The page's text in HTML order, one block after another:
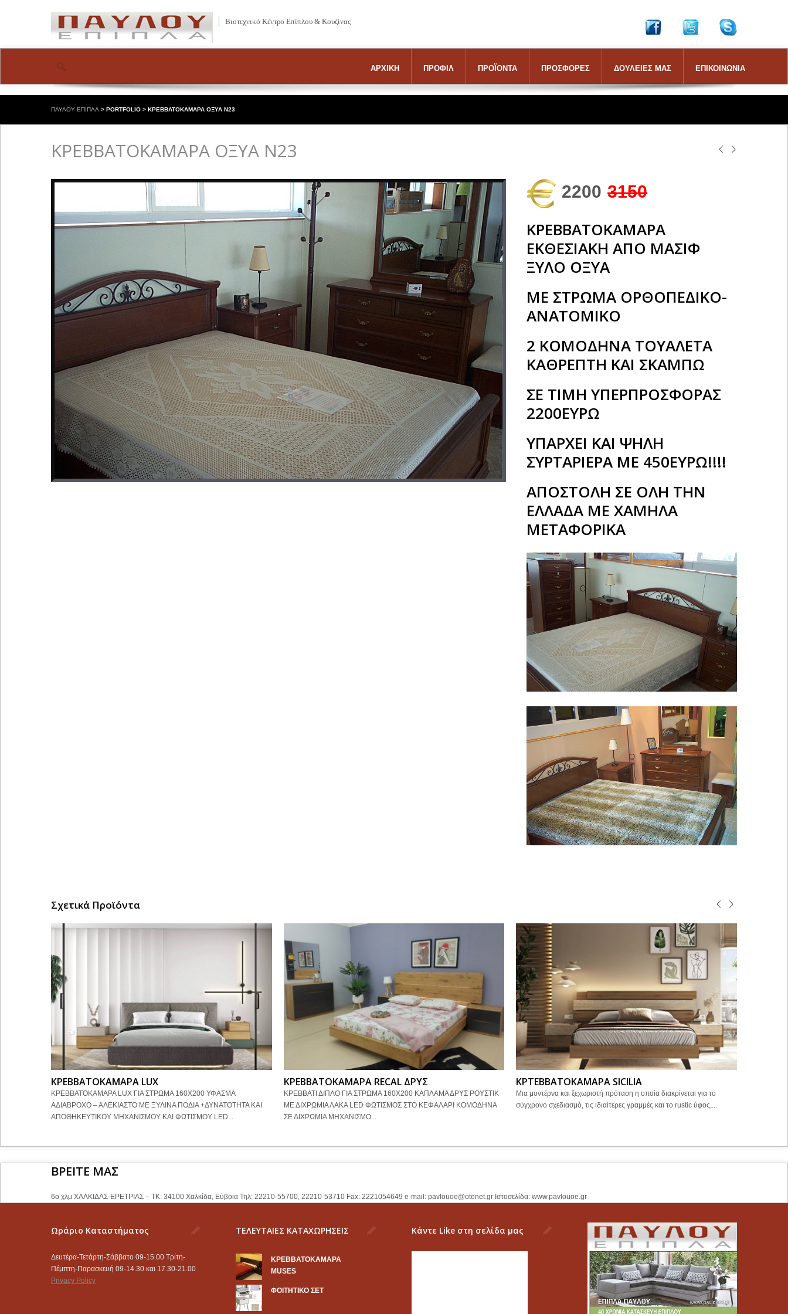
Βιοτεχνικό Κέντρο Επίπλου & Κουζίνας
ΑΡΧΙΚΗ ΠΡΟΦΙΛ ΠΡΟΪΟΝΤΑ ΠΡΟΣΦΟΡΕΣ ΔΟΥΛΕΙΕΣ ΜΑΣ ΕΠΙΚΟΙΝΩΝΙΑ
ΠΑΥΛΟΥ ΕΠΙΠΛΑ > PORTFOLIO > ΚΡΕΒΒΑΤΟΚΑΜΑΡΑ ΟΞΥΑ Ν23
ΚΡΕΒΒΑΤΟΚΑΜΑΡΑ ΟΞΥΑ Ν23
2200 3150
ΚΡΕΒΒΑΤΟΚΑΜΑΡΑ
ΕΚΘΕΣΙΑΚΗ ΑΠΟ ΜΑΣΙΦ
ΞΥΛΟ ΟΞΥΑ
ΜΕ ΣΤΡΩΜΑ ΟΡΘΟΠΕΔΙΚΟ-
ΑΝΑΤΟΜΙΚΟ
2 ΚΟΜΟΔΗΝΑ ΤΟΥΑΛΕΤΑ
ΚΑΘΡΕΠΤΗ ΚΑΙ ΣΚΑΜΠΩ
ΣΕ ΤΙΜΗ ΥΠΕΡΠΡΟΣΦΟΡΑΣ
2200ΕΥΡΩ
ΥΠΑΡΧΕΙ ΚΑΙ ΨΗΛΗ
ΣΥΡΤΑΡΙΕΡΑ ΜΕ 450ΕΥΡΩ!!!!
ΑΠΟΣΤΟΛΗ ΣΕ ΟΛΗ ΤΗΝ
ΕΛΛΑΔΑ ΜΕ ΧΑΜΗΛΑ
ΜΕΤΑΦΟΡΙΚΑ
Σχετικά Προϊόντα
ΚΡΕΒΒΑΤΟΚΑΜΑΡΑ LUX
ΚΡΕΒΒΑΤΟΚΑΜΑΡΑ LUX ΓΙΑ ΣΤΡΩΜΑ 160Χ200 ΥΦΑΣΜΑ
ΑΔΙΑΒΡΟΧΟ – ΑΛΕΚΙΑΣΤΟ ΜΕ ΞΥΛΙΝΑ ΠΟΔΙΑ +ΔΥΝΑΤΟΤΗΤΑ ΚΑΙ
ΑΠΟΘΗΚΕΥΤΙΚΟΥ ΜΗΧΑΝΙΣΜΟΥ ΚΑΙ ΦΩΤΙΣΜΟΥ LED...
ΚΡΕΒΒΑΤΟΚΑΜΑΡΑ RECAL ΔΡΥΣ
ΚΡΕΒΒΑΤΙ ΔΙΠΛΟ ΓΙΑ ΣΤΡΩΜΑ 160Χ200 ΚΑΠΛΑΜΑ ΔΡΥΣ ΡΟΥΣΤΙΚ
ΜΕ ΔΙΧΡΩΜΙΑ ΛΑΚΑ LED ΦΩΤΙΣΜΟΣ ΣΤΟ ΚΕΦΑΛΑΡΙ ΚΟΜΟΔΗΝΑ
ΣΕ ΔΙΧΡΩΜΙΑ ΜΗΧΑΝΙΣΜΟ...
ΚΡΤΕΒΒΑΤΟΚΑΜΑΡΑ SICILIA
Μια μοντέρνα και ξεχωριστή πρόταση η οποία διακρίνεται για το
σύγχρονο σχεδιασμό, τις ιδιαίτερες γραμμές και το rustic ύφος,...
ΒΡΕΙΤΕ ΜΑΣ
6ο χλμ ΧΑΛΚΙΔΑΣ-ΕΡΕΤΡΙΑΣ – ΤΚ: 34100 Χαλκίδα, Εύβοια Τηλ: 22210-55700, 22210-53710 Fax: 2221054649 e-mail: pavlouoe@otenet.gr Ιστοσελίδα: www.pavlouoe.gr
Ωράριο Καταστήματος
Δευτέρα-Τετάρτη-Σάββατο 09-15.00 Τρίτη-
Πέμπτη-Παρασκευή 09-14.30 και 17.30-21.00
Privacy Policy
ΤΕΛΕΥΤΑΙΕΣ ΚΑΤΑΧΩΡΗΣΕΙΣ
KΡΕΒΒΑΤΟΚΑΜΑΡΑ
MUSES
ΦΟΙΤΗΤΙΚΟ ΣΕΤ
Κάντε Like στη σελίδα μας